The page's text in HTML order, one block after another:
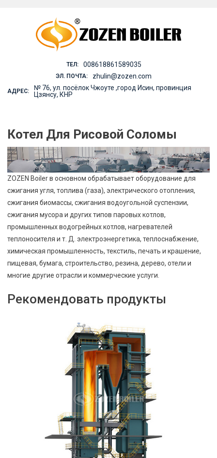
ТЕЛ: 008618861589035
ЭЛ. ПОЧТА: zhulin@zozen.com
АДРЕС:
№ 76, ул. посёлок Чжоуте ,город Исин, провинция
Цзянсу, КНР
Котел Для Рисовой Соломы
ZOZEN Boiler в основном обрабатывает оборудование для
сжигания угля, топлива (газа), электрического отопления,
сжигания биомассы, сжигания водоугольной суспензии,
сжигания мусора и других типов паровых котлов,
промышленных водогрейных котлов, нагревателей
теплоносителя и т. Д. электроэнергетика, теплоснабжение,
химическая промышленность, текстиль, печать и крашение,
пищевая, бумага, строительство, резина, дерево, отели и
многие другие отрасли и коммерческие услуги.
Рекомендовать продукты